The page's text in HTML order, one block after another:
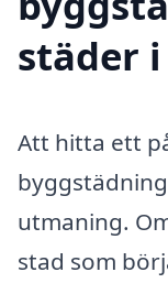
städer
Att hitta ett
utmaning.
stad som